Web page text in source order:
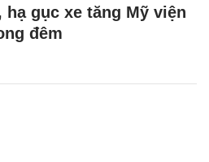
hạ gục xe tăng Mỹ viện
đêm